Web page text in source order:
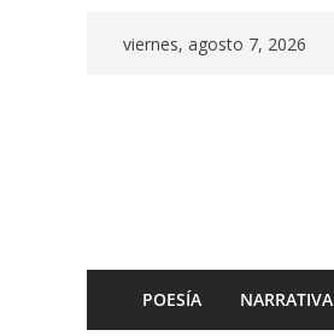
viernes, agosto 7, 2026
POESÍA NARRATIVA